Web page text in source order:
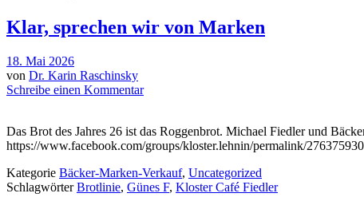
Klar, sprechen wir von Marken
18. Mai 2026
von Dr. Karin Raschinsky
Schreibe einen Kommentar
Das Brot des Jahres 26 ist das Roggenbrot. Michael Fiedler und
https://www.facebook.com/groups/kloster.lehnin/permalink/
Kategorie Bäcker-Marken-Verkauf, Uncategorized
SchlagwörterBrotlinie, Günes F, Kloster Café Fiedler